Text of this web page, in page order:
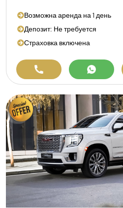
Возможна аренда на 1 день
Депозит: Не требуется
Страховка включена